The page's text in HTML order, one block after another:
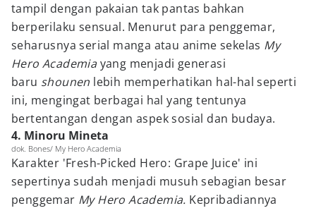
tampil dengan pakaian tak pantas bahkan
berperilaku sensual. Menurut para penggemar,
seharusnya serial manga atau anime sekelas My
Hero Academiayang menjadi generasi
baru shounen lebih memperhatikan hal-hal seperti
ini, mengingat berbagai hal yang tentunya
bertentangan dengan aspek sosial dan budaya.
4. Minoru Mineta
dok. Bones/ My Hero Academia
Karakter 'Fresh-Picked Hero: Grape Juice' ini
sepertinya sudah menjadi musuh sebagian besar
penggemar My Hero Academia. Kepribadiannya